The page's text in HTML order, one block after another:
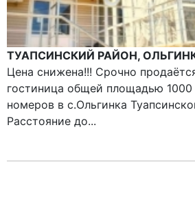
ТУАПСИНСКИЙ РАЙОН,
Цена снижена!!! Срочно
гостиница общей площадью 1000
номеров в с.Ольгинка
Расстояние до...